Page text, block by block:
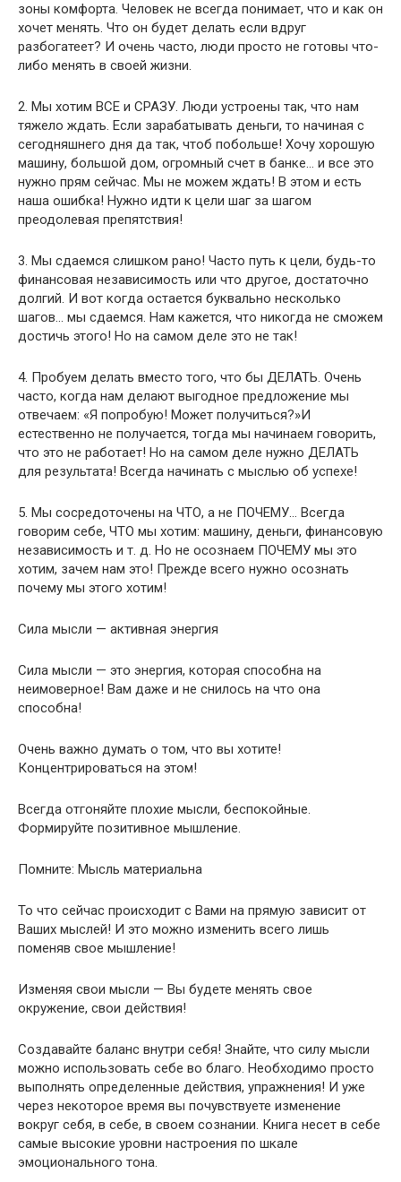
зоны комфорта. Человек не всегда понимает, что и как он
хочет менять. Что он будет делать если вдруг
разбогатеет? И очень часто, люди просто не готовы что-
либо менять в своей жизни.
2. Мы хотим ВСЕ и СРАЗУ. Люди устроены так, что нам
тяжело ждать. Если зарабатывать деньги, то начиная с
сегодняшнего дня да так, чтоб побольше! Хочу хорошую
машину, большой дом, огромный счет в банке… и все это
нужно прям сейчас. Мы не можем ждать! В этом и есть
наша ошибка! Нужно идти к цели шаг за шагом
преодолевая препятствия!
3. Мы сдаемся слишком рано! Часто путь к цели, будь-то
финансовая независимость или что другое, достаточно
долгий. И вот когда остается буквально несколько
шагов… мы сдаемся. Нам кажется, что никогда не сможем
достичь этого! Но на самом деле это не так!
4. Пробуем делать вместо того, что бы ДЕЛАТЬ. Очень
часто, когда нам делают выгодное предложение мы
отвечаем: «Я попробую! Может получиться?»И
естественно не получается, тогда мы начинаем говорить,
что это не работает! Но на самом деле нужно ДЕЛАТЬ
для результата! Всегда начинать с мыслью об успехе!
5. Мы сосредоточены на ЧТО, а не ПОЧЕМУ… Всегда
говорим себе, ЧТО мы хотим: машину, деньги, финансовую
независимость и т. д. Но не осознаем ПОЧЕМУ мы это
хотим, зачем нам это! Прежде всего нужно осознать
почему мы этого хотим!
Сила мысли — активная энергия
Сила мысли — это энергия, которая способна на
неимоверное! Вам даже и не снилось на что она
способна!
Очень важно думать о том, что вы хотите!
Концентрироваться на этом!
Всегда отгоняйте плохие мысли, беспокойные.
Формируйте позитивное мышление.
Помните: Мысль материальна
То что сейчас происходит с Вами на прямую зависит от
Ваших мыслей! И это можно изменить всего лишь
поменяв свое мышление!
Изменяя свои мысли — Вы будете менять свое
окружение, свои действия!
Создавайте баланс внутри себя! Знайте, что силу мысли
можно использовать себе во благо. Необходимо просто
выполнять определенные действия, упражнения! И уже
через некоторое время вы почувствуете изменение
вокруг себя, в себе, в своем сознании. Книга несет в себе
самые высокие уровни настроения по шкале
эмоционального тона.